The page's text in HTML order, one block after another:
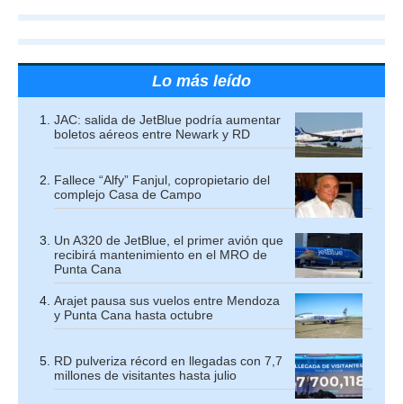
Lo más leído
JAC: salida de JetBlue podría aumentar
boletos aéreos entre Newark y RD
Fallece “Alfy” Fanjul, copropietario del
complejo Casa de Campo
Un A320 de JetBlue, el primer avión que
recibirá mantenimiento en el MRO de
Punta Cana
Arajet pausa sus vuelos entre Mendoza
y Punta Cana hasta octubre
RD pulveriza récord en llegadas con 7,7
millones de visitantes hasta julio